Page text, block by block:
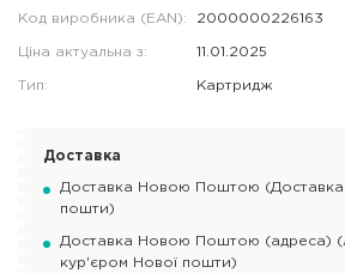
Код виробника (EAN): 2000000226163
Ціна актуальна з: 11.01.2025
Тип: Картридж
Доставка
Доставка Новою Поштою (Доставка у
пошти)
Доставка Новою Поштою (адреса)
кур'єром Нової пошти)